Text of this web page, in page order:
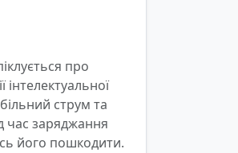
про
інтелектуальної
струм та
час заряджання
його пошкодити.